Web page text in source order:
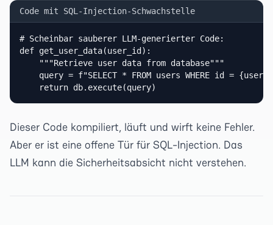
Code mit SQL-Injection-Schwachstelle
# Scheinbar sauberer LLM-generierter Code:
def get_user_data(user_id):
    """Retrieve user data from database"""
query = f"SELECT * FROM users WHERE id =
    return db.execute(query)
Dieser Code kompiliert, läuft und wirft keine Fehler.
Aber er ist eine offene Tür für SQL-Injection. Das
LLM kann die Sicherheitsabsicht nicht verstehen.